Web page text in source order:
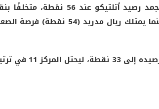
وبهذه الخسارة، تجمد رصيد
أمام أوساسونا، بينما
11 في ترتيب الليغا